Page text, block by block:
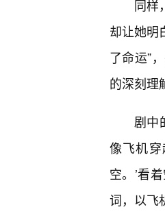
同样
却让她明
了命运”
的深刻理
剧中
像飞机
空。’看
词，以飞